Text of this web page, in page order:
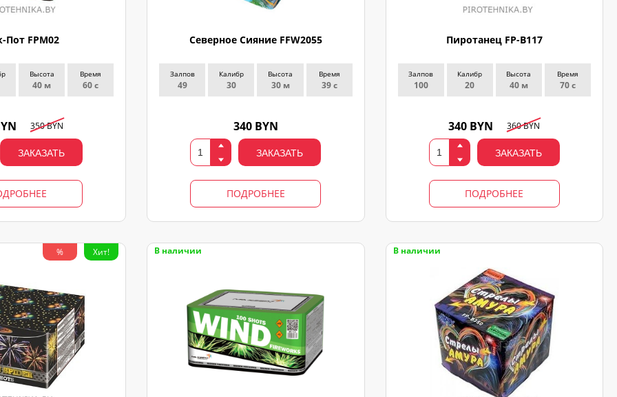
Пот FPM02
Высота
40 м
Время
60 с
350 BYN
ЗАКАЗАТЬ
Северное Сияние FFW2055
Залпов
49
Калибр
30
Высота
30 м
Время
39 с
340 BYN
ЗАКАЗАТЬ
ПОДРОБНЕЕ
Пиротанец FP-B117
Залпов
100
Калибр
20
Высота
40 м
Время
70 с
340 BYN 360 BYN
ЗАКАЗАТЬ
ПОДРОБНЕЕ
% Хит! В наличии В наличии